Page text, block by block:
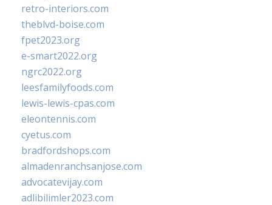
retro-interiors.com
theblvd-boise.com
fpet2023.org
e-smart2022.org
ngrc2022.org
leesfamilyfoods.com
lewis-lewis-cpas.com
eleontennis.com
cyetus.com
bradfordshops.com
almadenranchsanjose.com
advocatevijay.com
adlibilimler2023.com